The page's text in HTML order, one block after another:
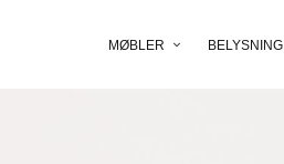
MØBLER BELYSNING